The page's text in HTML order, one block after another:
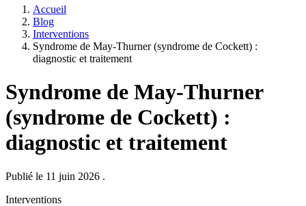
Accueil
Blog
Interventions
Syndrome de May-Thurner (syndrome de Cockett) :
diagnostic et traitement
Syndrome de May-Thurner
(syndrome de Cockett) :
diagnostic et traitement
Publié le 11 juin 2026 .
Interventions